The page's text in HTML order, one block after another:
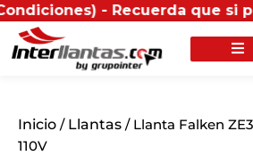
- Recuerda que si
Inicio / Llantas / Llanta Falken
110V